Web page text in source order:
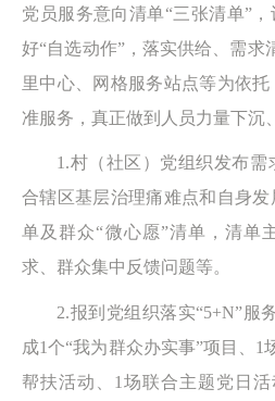
党员服务意向清单“三张清单”
好“自选动作”，落实供给、需求
里中心、网格服务站点等为依
准服务，真正做到人员力量下沉
1.村（社区）党组织发布
合辖区基层治理痛难点和自身
单及群众“微心愿”清单，清单
求、群众集中反馈问题等。
2.报到党组织落实“5+N”服
成1个“我为群众办实事”项目、1
帮扶活动、1场联合主题党日